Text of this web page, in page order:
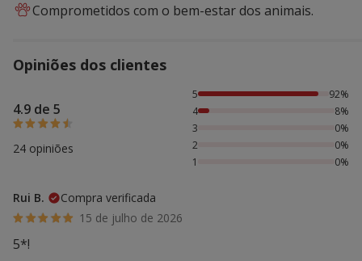
Comprometidos com o bem-estar dos animais.
Opiniões dos clientes
4.9 de 5
24 opiniões
92% das pessoas avaliaram com 5 estrelas, 8% das
5
92%
4
8%
3
0%
2
0%
1
0%
Rui B.
Compra verificada
15 de julho de 2026
5*!